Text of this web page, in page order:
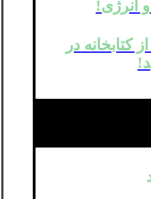
و انرژی!
کتابخانه در